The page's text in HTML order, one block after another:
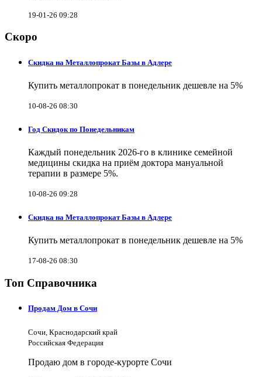
19-01-26 09:28
Скоро
Скидка на Металлопрокат Базы в Адлере
Купить металлопрокат в понедельник дешевле на 5%
10-08-26 08:30
Год Скидок по Понедельникам
Каждый понедельник 2026-го в клинике семейной
медицины скидка на приём доктора мануальной
терапии в размере 5%.
10-08-26 09:28
Скидка на Металлопрокат Базы в Адлере
Купить металлопрокат в понедельник дешевле на 5%
17-08-26 08:30
Топ Справочника
Продам Дом в Сочи
Сочи, Краснодарский край
Российская Федерация
Продаю дом в городе-курорте Сочи